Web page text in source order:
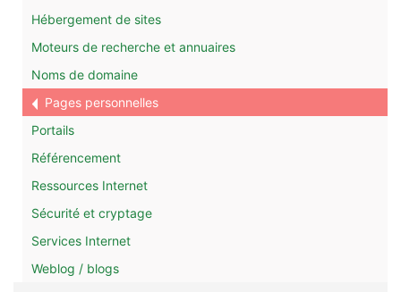
Hébergement de sites
Moteurs de recherche et annuaires
Noms de domaine
Pages personnelles
Portails
Référencement
Ressources Internet
Sécurité et cryptage
Services Internet
Weblog / blogs